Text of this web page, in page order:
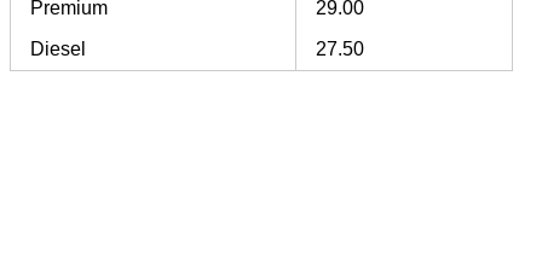
Premium
29.00
Diesel
27.50